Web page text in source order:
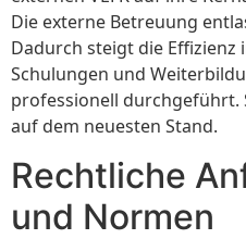
Die externe Betreuung
Dadurch steigt die Effizienz
Schulungen und
professionell durchgeführt.
auf dem neuesten Stand.
Rechtliche
und Normen